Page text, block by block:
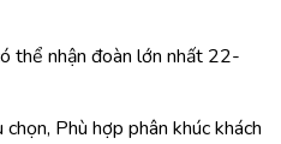
thể nhận đoàn lớn nhất 22-
Phù hợp phân khúc khách